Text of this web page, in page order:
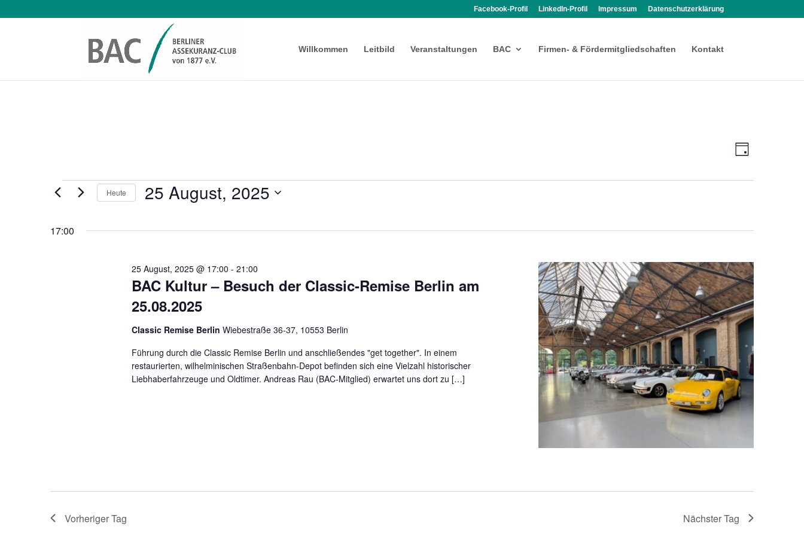
Facebook-Profil LinkedIn-Profil Impressum Datenschutzerklärung
Willkommen Leitbild Veranstaltungen BAC Firmen- & Fördermitgliedschaften Kontakt
Ansichten-
Navigation
Ansichten-
Tag
Veranstaltungen
Heute 25 August, 2025
wählen.
17:00
BAC Kultur – Besuch der Classic-Remise Berlin am
25.08.2025
25 August, 2025 @ 17:00 - 21:00
Classic Remise Berlin Wiebestraße 36-37, 10553 Berlin
Führung durch die Classic Remise Berlin und anschließendes "get together". In einem
restaurierten, wilhelminischen Straßenbahn-Depot befinden sich eine Vielzahl historischer
Liebhaberfahrzeuge und Oldtimer. Andreas Rau (BAC-Mitglied) erwartet uns dort zu […]
Vorheriger Tag Nächster Tag